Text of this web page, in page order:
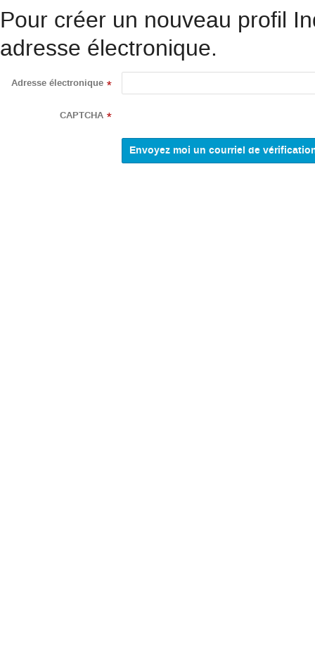
Pour créer un nouveau profil
adresse électronique.
Adresse électronique *
CAPTCHA *